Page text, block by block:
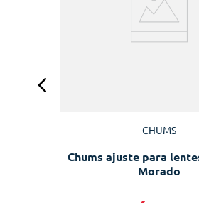
CHUMS
Chums ajuste para
Morado